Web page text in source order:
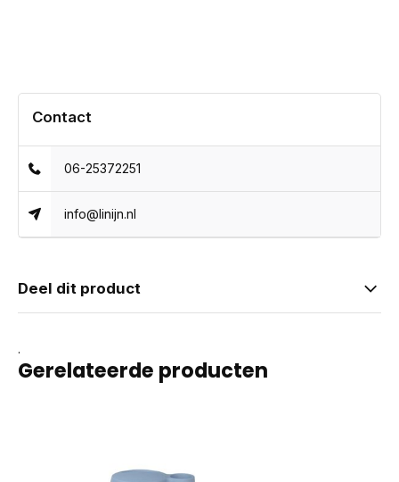
Contact
06-25372251
info@linijn.nl
Deel dit product
.
Gerelateerde producten